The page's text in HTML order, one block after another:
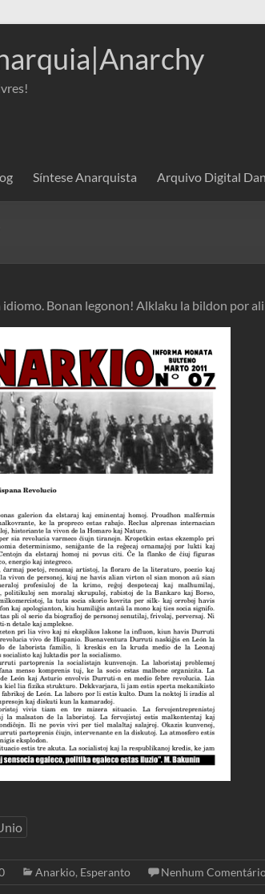
Síntese Anarquista Arquivo Digital
Bonan legonon! Alklaku la bildon por
Anarkio, Esperanto Nenhum